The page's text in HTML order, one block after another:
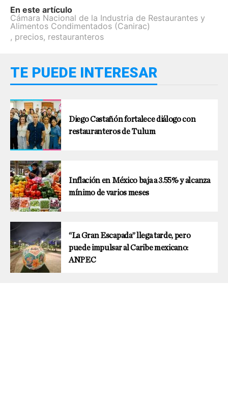
En este artículo
Cámara Nacional de la Industria de Restaurantes y
Alimentos Condimentados (Canirac)
, precios, restauranteros
TE PUEDE INTERESAR
Diego Castañón fortalece diálogo con
restauranteros de Tulum
Inflación en México baja a 3.55% y alcanza
mínimo de varios meses
“La Gran Escapada” llega tarde, pero
puede impulsar al Caribe mexicano:
ANPEC